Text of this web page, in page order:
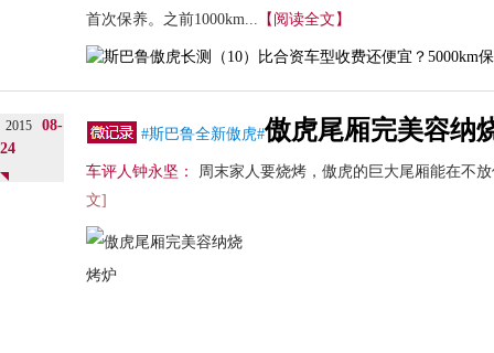
首次保养。之前1000km... 【阅读全文】
2015
08-
24
#斯巴鲁全新傲虎#傲虎尾厢完美容纳
车评人钟永坚：
周末家人要烧烤，傲虎的巨大尾厢能在不
文]